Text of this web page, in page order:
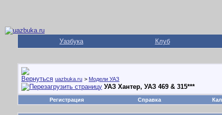
Уазбука Клуб
uazbuka.ru > Модели УАЗ
УАЗ Хантер, УАЗ 469 & 315***
Регистрация Справка